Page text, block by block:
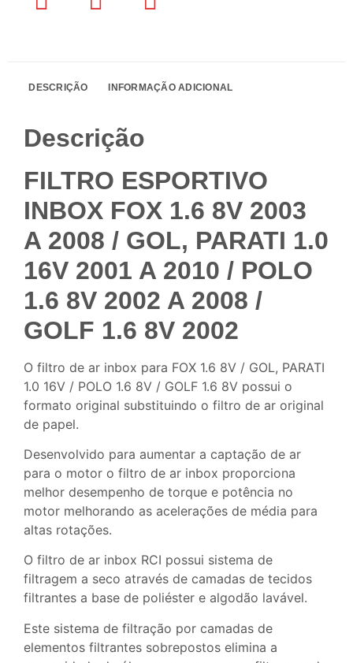
DESCRIÇÃO INFORMAÇÃO ADICIONAL
Descrição
FILTRO ESPORTIVO
INBOX FOX 1.6 8V 2003
A 2008 / GOL, PARATI 1.0
16V 2001 A 2010 / POLO
1.6 8V 2002 A 2008 /
GOLF 1.6 8V 2002
O filtro de ar inbox para FOX 1.6 8V / GOL, PARATI
1.0 16V / POLO 1.6 8V / GOLF 1.6 8V possui o
formato original substituindo o filtro de ar original
de papel.
Desenvolvido para aumentar a captação de ar
para o motor o filtro de ar inbox proporciona
melhor desempenho de torque e potência no
motor melhorando as acelerações de média para
altas rotações.
O filtro de ar inbox RCI possui sistema de
filtragem a seco através de camadas de tecidos
filtrantes a base de poliéster e algodão lavável.
Este sistema de filtração por camadas de
elementos filtrantes sobrepostos elimina a